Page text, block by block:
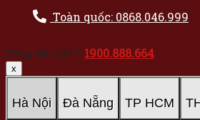
Toàn quốc: 0868.046.999
Tổng đài 24/7: 1900.888.664
x
Hà Nội Đà Nẵng TP HCM